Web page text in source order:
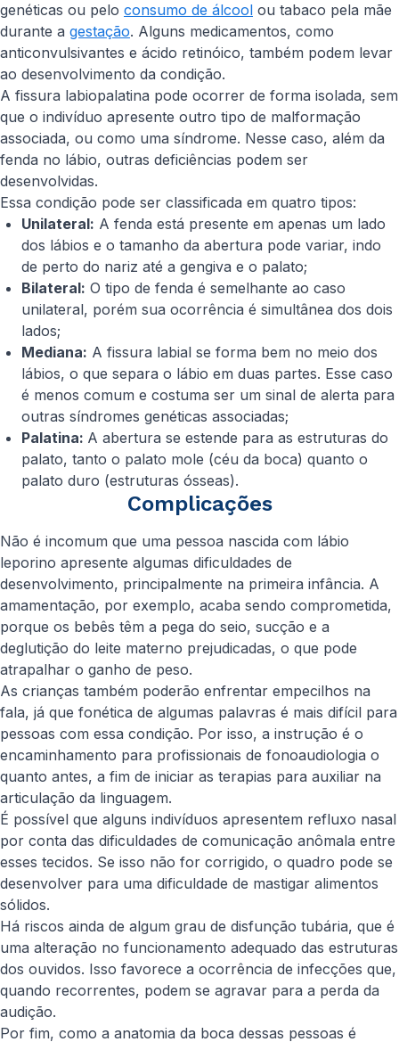
genéticas ou pelo consumo de álcool ou tabaco pela mãe
durante a gestação. Alguns medicamentos, como
anticonvulsivantes e ácido retinóico, também podem levar
ao desenvolvimento da condição.
A fissura labiopalatina pode ocorrer de forma isolada, sem
que o indivíduo apresente outro tipo de malformação
associada, ou como uma síndrome. Nesse caso, além da
fenda no lábio, outras deficiências podem ser
desenvolvidas.
Essa condição pode ser classificada em quatro tipos:
Unilateral: A fenda está presente em apenas um lado
dos lábios e o tamanho da abertura pode variar, indo
de perto do nariz até a gengiva e o palato;
Bilateral: O tipo de fenda é semelhante ao caso
unilateral, porém sua ocorrência é simultânea dos dois
lados;
Mediana: A fissura labial se forma bem no meio dos
lábios, o que separa o lábio em duas partes. Esse caso
é menos comum e costuma ser um sinal de alerta para
outras síndromes genéticas associadas;
Palatina: A abertura se estende para as estruturas do
palato, tanto o palato mole (céu da boca) quanto o
palato duro (estruturas ósseas).
Complicações
Não é incomum que uma pessoa nascida com lábio
leporino apresente algumas dificuldades de
desenvolvimento, principalmente na primeira infância. A
amamentação, por exemplo, acaba sendo comprometida,
porque os bebês têm a pega do seio, sucção e a
deglutição do leite materno prejudicadas, o que pode
atrapalhar o ganho de peso.
As crianças também poderão enfrentar empecilhos na
fala, já que fonética de algumas palavras é mais difícil para
pessoas com essa condição. Por isso, a instrução é o
encaminhamento para profissionais de fonoaudiologia o
quanto antes, a fim de iniciar as terapias para auxiliar na
articulação da linguagem.
É possível que alguns indivíduos apresentem refluxo nasal
por conta das dificuldades de comunicação anômala entre
esses tecidos. Se isso não for corrigido, o quadro pode se
desenvolver para uma dificuldade de mastigar alimentos
sólidos.
Há riscos ainda de algum grau de disfunção tubária, que é
uma alteração no funcionamento adequado das estruturas
dos ouvidos. Isso favorece a ocorrência de infecções que,
quando recorrentes, podem se agravar para a perda da
audição.
Por fim, como a anatomia da boca dessas pessoas é